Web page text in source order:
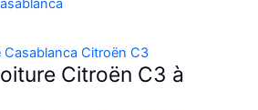
Citroën C3 à